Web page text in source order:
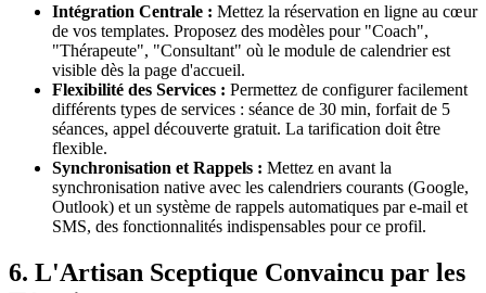
Intégration Centrale : Mettez la réservation en ligne au cœur
de vos templates. Proposez des modèles pour "Coach",
"Thérapeute", "Consultant" où le module de calendrier est
visible dès la page d'accueil.
Flexibilité des Services : Permettez de configurer facilement
différents types de services : séance de 30 min, forfait de 5
séances, appel découverte gratuit. La tarification doit être
flexible.
Synchronisation et Rappels : Mettez en avant la
synchronisation native avec les calendriers courants (Google,
Outlook) et un système de rappels automatiques par e-mail et
SMS, des fonctionnalités indispensables pour ce profil.
6. L'Artisan Sceptique Convaincu par les